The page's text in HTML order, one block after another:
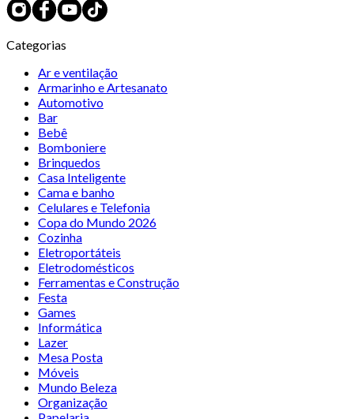
Categorias
Ar e ventilação
Armarinho e Artesanato
Automotivo
Bar
Bebê
Bomboniere
Brinquedos
Casa Inteligente
Cama e banho
Celulares e Telefonia
Copa do Mundo 2026
Cozinha
Eletroportáteis
Eletrodomésticos
Ferramentas e Construção
Festa
Games
Informática
Lazer
Mesa Posta
Móveis
Mundo Beleza
Organização